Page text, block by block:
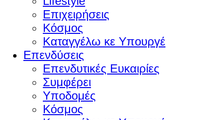
Επιχειρήσεις
Κόσμος
Καταγγέλω κε Υπουργέ
Επενδύσεις
Επενδυτικές Ευκαιρίες
Συμφέρει
Υποδομές
Κόσμος